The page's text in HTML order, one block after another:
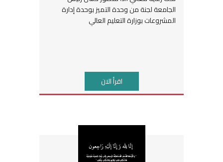
الجامعة لجنة من وحدة التميز بوحدة إدارة
المشروعات بوزارة التعليم العالي
اقرأ الان